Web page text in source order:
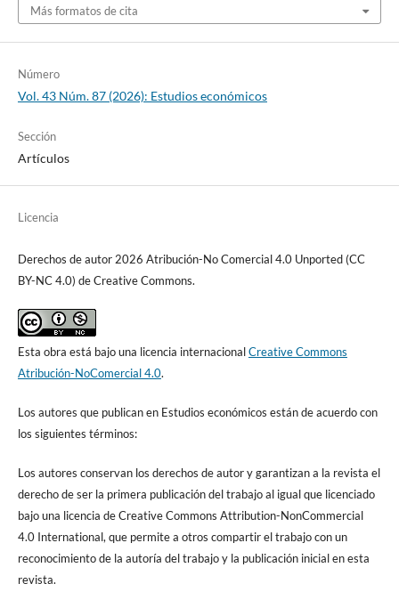
Más formatos de cita
Número
Vol. 43 Núm. 87 (2026): Estudios económicos
Sección
Artículos
Licencia
Derechos de autor 2026 Atribución-No Comercial 4.0 Unported (CC
BY-NC 4.0) de Creative Commons.
Esta obra está bajo una licencia internacionalCreative Commons
Atribución-NoComercial 4.0.
Los autores que publican en Estudios económicos están de acuerdo con
los siguientes términos:
Los autores conservan los derechos de autor y garantizan a la revista el
derecho de ser la primera publicación del trabajo al igual que licenciado
bajo una licencia de Creative Commons Attribution-NonCommercial
4.0 International, que permite a otros compartir el trabajo con un
reconocimiento de la autoría del trabajo y la publicación inicial en esta
revista.